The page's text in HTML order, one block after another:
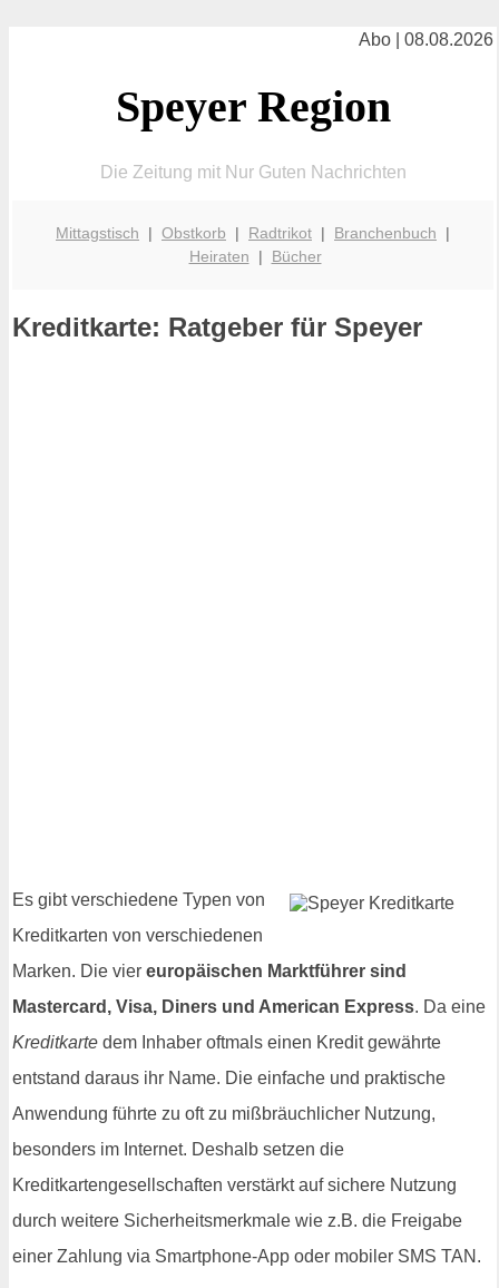
Abo | 08.08.2026
Speyer Region
Die Zeitung mit Nur Guten Nachrichten
Mittagstisch | Obstkorb | Radtrikot | Branchenbuch |
Heiraten | Bücher
Kreditkarte: Ratgeber für Speyer
Es gibt verschiedene Typen von
Kreditkarten von verschiedenen
Marken. Die vier europäischen Marktführer sind
Mastercard, Visa, Diners und American Express. Da eine
Kreditkarte dem Inhaber oftmals einen Kredit gewährte
entstand daraus ihr Name. Die einfache und praktische
Anwendung führte zu oft zu mißbräuchlicher Nutzung,
besonders im Internet. Deshalb setzen die
Kreditkartengesellschaften verstärkt auf sichere Nutzung
durch weitere Sicherheitsmerkmale wie z.B. die Freigabe
einer Zahlung via Smartphone-App oder mobiler SMS TAN.